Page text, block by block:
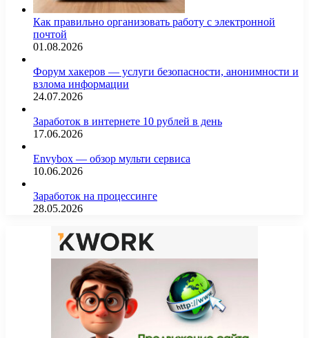
Как правильно организовать работу с электронной
почтой
01.08.2026
Форум хакеров — услуги безопасности, анонимности и
взлома информации
24.07.2026
Заработок в интернете 10 рублей в день
17.06.2026
Envybox — обзор мульти сервиса
10.06.2026
Заработок на процессинге
28.05.2026